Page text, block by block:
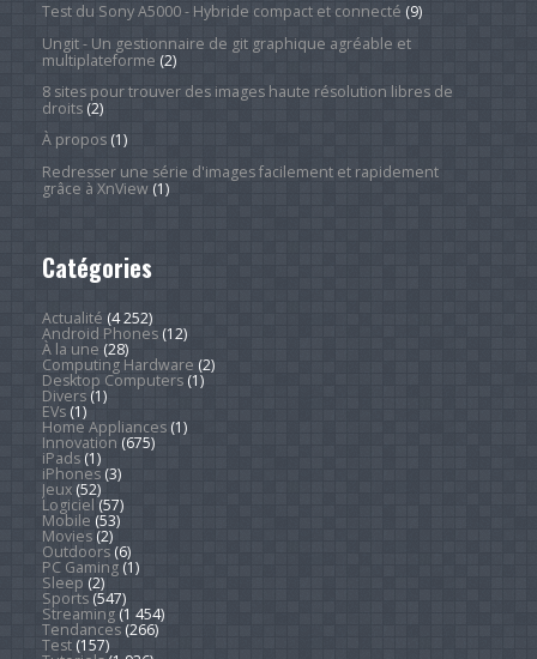
Test du Sony A5000 - Hybride compact et connecté (9)
Ungit - Un gestionnaire de git graphique agréable et
multiplateforme (2)
8 sites pour trouver des images haute résolution libres de
droits(2)
À propos(1)
Redresser une série d'images facilement et rapidement
grâce à XnView(1)
Catégories
Actualité (4 252)
Android Phones(12)
À la une (28)
Computing Hardware (2)
Desktop Computers(1)
Divers(1)
EVs(1)
Home Appliances(1)
Innovation (675)
iPads(1)
iPhones(3)
Jeux(52)
Logiciel (57)
Mobile (53)
Movies(2)
Outdoors(6)
PC Gaming(1)
Sleep (2)
Sports(547)
Streaming(1 454)
Tendances(266)
Test(157)